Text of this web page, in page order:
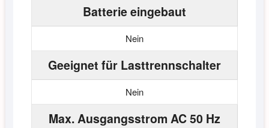
Batterie eingebaut
Nein
Geeignet für Lasttrennschalter
Nein
Max. Ausgangsstrom AC 50 Hz